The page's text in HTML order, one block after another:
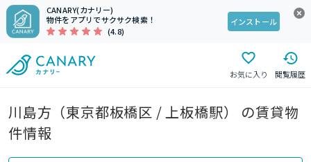
CANARY(カナリー)
物件をアプリでサクサク検索！
(4.8)
インストール
お気に入り 閲覧履歴
川島方（東京都板橋区 / 上板橋駅） の賃貸物
件情報